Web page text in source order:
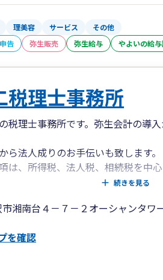
理美容 サービス その他
告 弥生販売 弥生給与 やよいの給
税理士事務所
税理士事務所です。弥生会計の導
ら法人成りのお手伝いも致します。
は、所得税、法人税、相続税を中心
事項は、相続発生時から分割協議
何卒よろしくお願いいたします。
続きを見る
湘南台４－７－２オーシャンタワ
を確認